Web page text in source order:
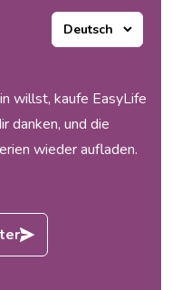
unterstützen.
haben
und unsere
willst, kaufe EasyLife
danken, und die
wieder aufladen.